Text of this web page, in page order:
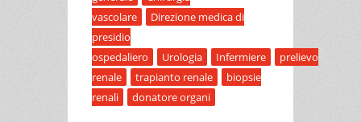
vascolare
Direzione medica di
presidio
ospedaliero
Urologia Infermiere
prelievo
renale
trapianto renale
biopsie
renali
donatore organi